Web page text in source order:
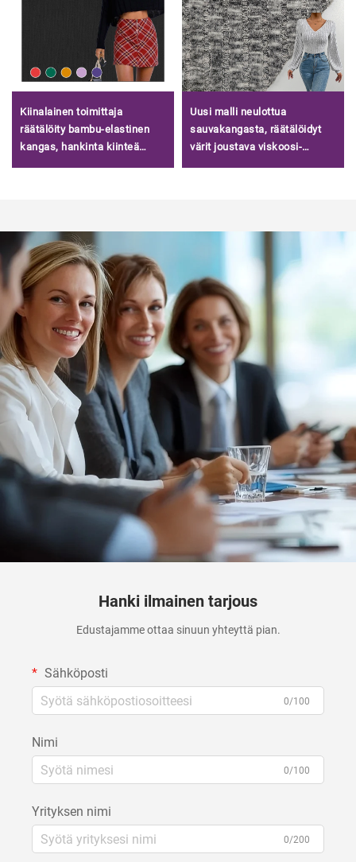
Kiinalainen toimittaja
räätälöity bambu-elastinen
kangas, hankinta kiinteä
Uusi malli neulottua
sauvakangasta, räätälöidyt
värit joustava viskoosi-
Hanki ilmainen tarjous
Edustajamme ottaa sinuun yhteyttä pian.
Sähköposti
0/100
Nimi
0/100
Yrityksen nimi
0/200